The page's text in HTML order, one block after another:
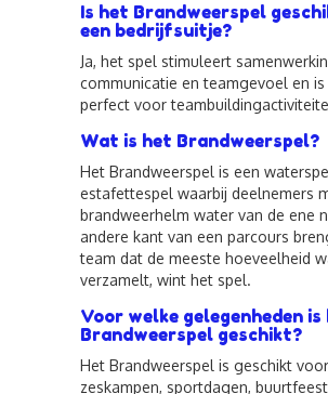
Is het Brandweerspel
een bedrijfsuitje?
Ja, het spel stimuleert
communicatie en teamgevoel en
perfect voor
Wat is het Brandweerspel?
Het Brandweerspel is een
estafettespel waarbij deelnemers
brandweerhelm water van de ene
andere kant van een parcours
team dat de meeste hoeveelheid
verzamelt, wint het spel.
Voor welke gelegenheden is
Brandweerspel geschikt?
Het Brandweerspel is geschikt voor
zeskampen, sportdagen,